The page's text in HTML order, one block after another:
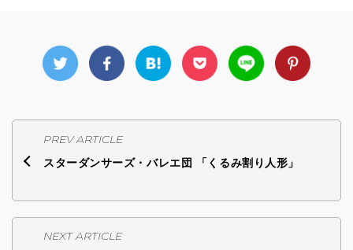
PREV ARTICLE
スターダンサーズ・バレエ団 「くるみ割り人形」
NEXT ARTICLE